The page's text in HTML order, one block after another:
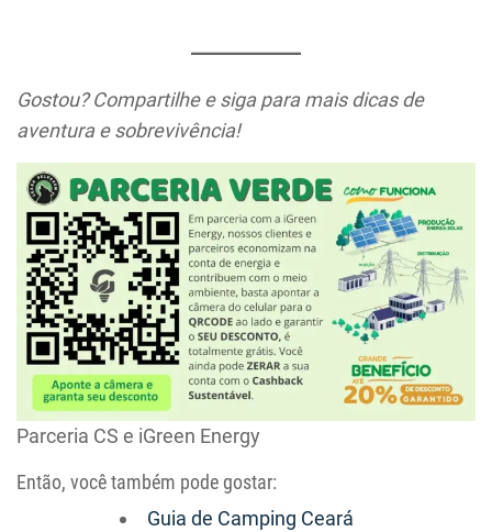
Gostou? Compartilhe e siga para mais dicas de
aventura e sobrevivência!
Parceria CS e iGreen Energy
Então, você também pode gostar:
Guia de Camping Ceará